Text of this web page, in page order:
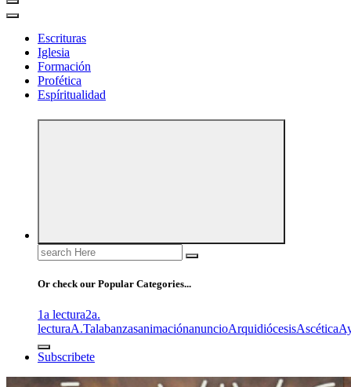
Escrituras
Iglesia
Formación
Profética
Espíritualidad
Search
for:
Or check our Popular Categories...
1a lectura2a.
lecturaA.TalabanzasanimaciónanuncioArquidiócesisAscética
Subscribete